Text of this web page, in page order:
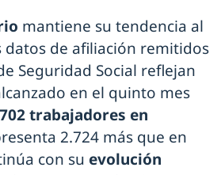
mantiene su tendencia al
datos de afiliación remitidos
Seguridad Social reflejan
en el quinto mes
trabajadores en
2.724 más que en
con su evolución